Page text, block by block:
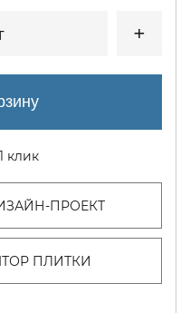
клик
ПРОЕКТ
ПЛИТКИ